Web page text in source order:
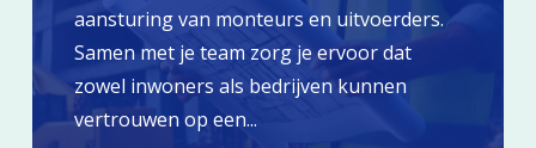
aansturing van monteurs en uitvoerders.
Samen met je team zorg je ervoor dat
zowel inwoners als bedrijven kunnen
vertrouwen op een...